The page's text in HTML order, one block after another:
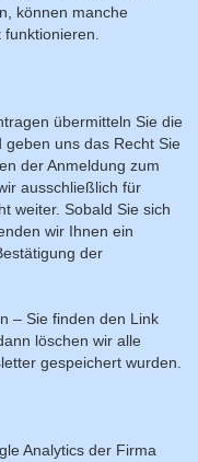
können manche
übermitteln Sie die
uns das Recht Sie
der Anmeldung zum
ausschließlich für
weiter. Sobald Sie sich
wir Ihnen ein
der
– Sie finden den Link
löschen wir alle
gespeichert wurden.
Analytics der Firma